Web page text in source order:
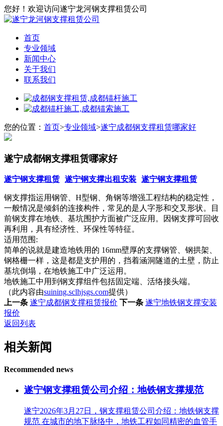
您好！欢迎访问遂宁龙河钢支撑租赁公司
首页
专业领域
新闻中心
关于我们
联系我们
您的位置： 首页>专业领域>遂宁成都钢支撑租赁哪家好
遂宁成都钢支撑租赁哪家好
遂宁钢支撑租赁 遂宁钢支撑出租安装 遂宁钢支撑租赁
钢支撑指运用钢管、H型钢、角钢等增强工程结构的稳定性，
一般情况是倾斜的连接构件，常见的是人字形和交叉形状。目
前钢支撑在地铁、基坑围护方面被广泛应用。因钢支撑可回收
再利用，具有经济性、环保性等特征。
适用范围:
简单的说就是建造地铁用的 16mm壁厚的支撑钢管、钢拱架、
钢格栅一样，这是都是支护用的，挡着涵洞隧道的土壁，防止
基坑倒塌，在地铁施工中广泛运用。
地铁施工中用到钢支撑组件包括固定端、活络接头端。
（此内容由suining.sclhjsgs.com提供）
上一条 遂宁成都钢支撑租赁报价 下一条 遂宁地铁钢支撑安装
报价
返回列表
相关新闻
Recommended news
遂宁钢支撑租赁公司介绍：地铁钢支撑规范
遂宁2026年3月27日，钢支撑租赁公司介绍：地铁钢支撑
规范 在城市的地下脉络中，地铁工程如同精密的血管手